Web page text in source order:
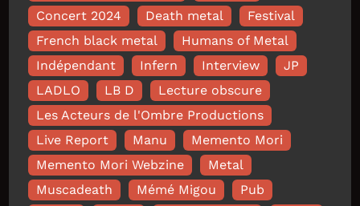
Concert 2024
Death metal
Festival
French black metal
Humans of Metal
Indépendant
Infern Interview
JP
LADLO
LB D
Lecture obscure
Les Acteurs de l'Ombre Productions
Live Report
Manu
Memento Mori
Memento Mori Webzine
Metal
Muscadeath
Mémé Migou
Pub